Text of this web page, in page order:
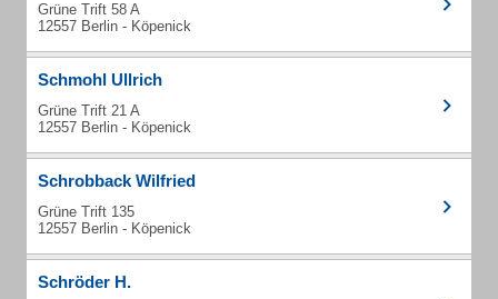
Grüne Trift 58 A
12557 Berlin - Köpenick
Schmohl Ullrich
Grüne Trift 21 A
12557 Berlin - Köpenick
Schrobback Wilfried
Grüne Trift 135
12557 Berlin - Köpenick
Schröder H.